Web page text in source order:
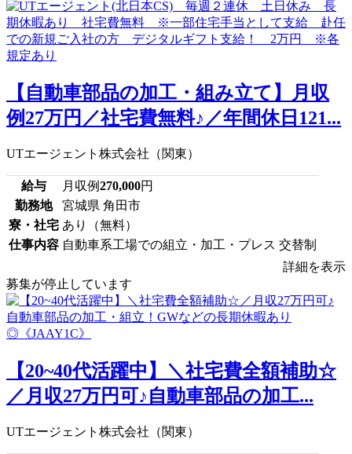
【自動車部品の加工・組み立て】月収
例27万円／社宅費無料♪／年間休日121...
UTエージェント株式会社（関東）
給与 月収例270,000円
勤務地
宮城県 角田市
寮・社宅 あり（無料）
仕事内容 自動車系工場での組立・加工・プレス 交替制
詳細を表示
募集が停止しています
【20~40代活躍中】＼社宅費全額補助☆
／月収27万円可♪自動車部品の加工...
UTエージェント株式会社（関東）